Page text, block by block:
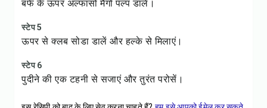
बर्फ के ऊपर अल्फांसो मैंगो पल्प डालें।
स्टेप 5
ऊपर से क्लब सोडा डालें और हल्के से मिलाएं।
स्टेप 6
पुदीने की एक टहनी से सजाएं और तुरंत परोसें।